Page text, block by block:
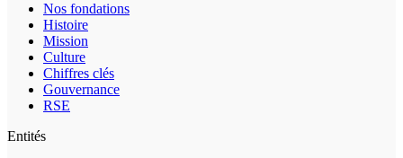
Nos fondations
Histoire
Mission
Culture
Chiffres clés
Gouvernance
RSE
Entités